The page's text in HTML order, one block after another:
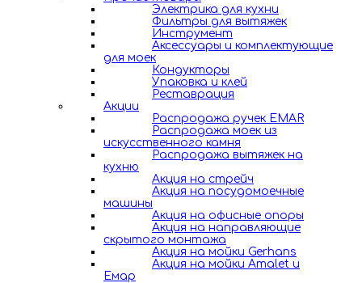
Электрика для кухни
Фильтры для вытяжек
Инструмент
Аксессуары и комплектующие
для моек
Кондукторы
Упаковка и клей
Реставрация
Акции
Распродажа ручек EMAR
Распродажа моек из
искусственного камня
Распродажа вытяжек на
кухню
Акция на стрейч
Акция на посудомоечные
машины
Акция на офисные опоры
Акция на направляющие
скрытого монтажа
Акция на мойки Gerhans
Акция на мойки Amalet и
Емар